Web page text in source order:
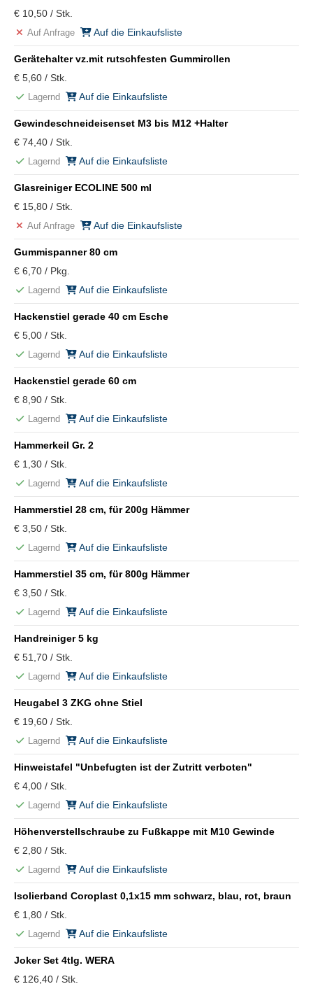
€ 10,50 / Stk.
Auf Anfrage Auf die Einkaufsliste
Gerätehalter vz.mit rutschfesten Gummirollen
€ 5,60 / Stk.
Lagernd Auf die Einkaufsliste
Gewindeschneideisenset M3 bis M12 +Halter
€ 74,40 / Stk.
Lagernd Auf die Einkaufsliste
Glasreiniger ECOLINE 500 ml
€ 15,80 / Stk.
Auf Anfrage Auf die Einkaufsliste
Gummispanner 80 cm
€ 6,70 / Pkg.
Lagernd Auf die Einkaufsliste
Hackenstiel gerade 40 cm Esche
€ 5,00 / Stk.
Lagernd Auf die Einkaufsliste
Hackenstiel gerade 60 cm
€ 8,90 / Stk.
Lagernd Auf die Einkaufsliste
Hammerkeil Gr. 2
€ 1,30 / Stk.
Lagernd Auf die Einkaufsliste
Hammerstiel 28 cm, für 200g Hämmer
€ 3,50 / Stk.
Lagernd Auf die Einkaufsliste
Hammerstiel 35 cm, für 800g Hämmer
€ 3,50 / Stk.
Lagernd Auf die Einkaufsliste
Handreiniger 5 kg
€ 51,70 / Stk.
Lagernd Auf die Einkaufsliste
Heugabel 3 ZKG ohne Stiel
€ 19,60 / Stk.
Lagernd Auf die Einkaufsliste
Hinweistafel "Unbefugten ist der Zutritt verboten"
€ 4,00 / Stk.
Lagernd Auf die Einkaufsliste
Höhenverstellschraube zu Fußkappe mit M10 Gewinde
€ 2,80 / Stk.
Lagernd Auf die Einkaufsliste
Isolierband Coroplast 0,1x15 mm schwarz, blau, rot, braun
€ 1,80 / Stk.
Lagernd Auf die Einkaufsliste
Joker Set 4tlg. WERA
€ 126,40 / Stk.